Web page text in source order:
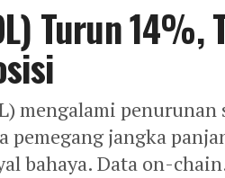
Turun 14%,
mengalami
pemegang jangka
bahaya. Data on-